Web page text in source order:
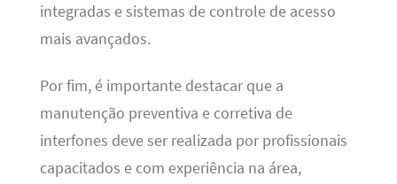
integradas e sistemas de controle de acesso
mais avançados.
Por fim, é importante destacar que a
manutenção preventiva e corretiva de
interfones deve ser realizada por profissionais
capacitados e com experiência na área,